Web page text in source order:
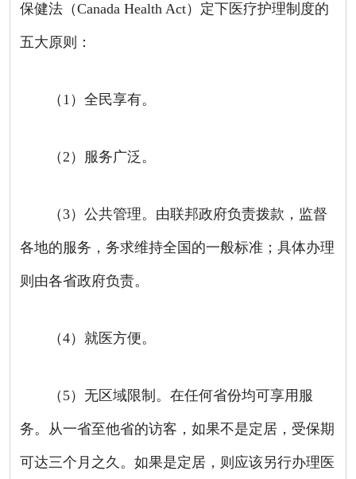
保健法（Canada Health Act）定下医疗护理制度的
五大原则：
（ 1 ）全民享有。
（2 ）服务广泛。
（3）公共管理。由联邦政府负责拨款，监督
各地的服务，务求维持全国的一般标准；具体办理
则由各省政府负责。
（4）就医方便。
（ 5）无区域限制。在任何省份均可享用服
务。从一省至他省的访客，如果不是定居，受保期
可达三个月之久。如果是定居，则应该另行办理医